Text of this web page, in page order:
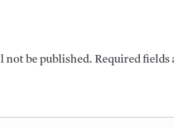
not be published. Required fields